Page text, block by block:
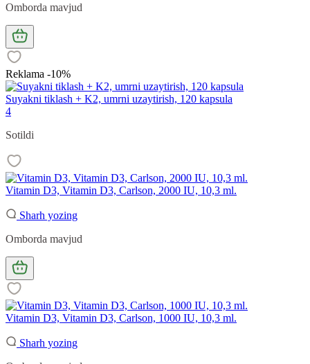
Omborda mavjud
Reklama -10%
Suyakni tiklash + K2, umrni uzaytirish, 120 kapsula
4
Sotildi
Vitamin D3, Vitamin D3, Carlson, 2000 IU, 10,3 ml.
Sharh yozing
Omborda mavjud
Vitamin D3, Vitamin D3, Carlson, 1000 IU, 10,3 ml.
Sharh yozing